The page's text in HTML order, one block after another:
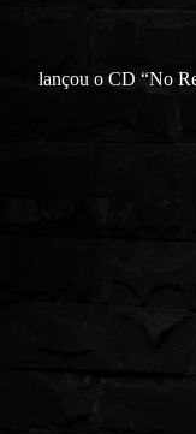
lançou o CD “No